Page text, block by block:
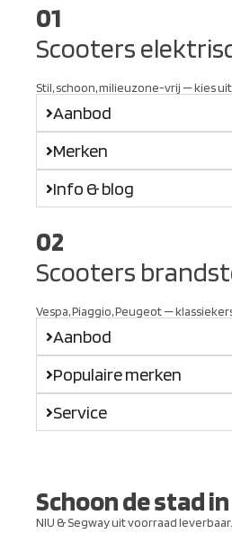
01
Scooters
Stil, schoon, milieuzone-vrij — kies
Aanbod
Merken
Info & blog
02
Scooters
Vespa, Piaggio, Peugeot —
Aanbod
Populaire merken
Service
Schoon de stad in
NIU & Segway uit voorraad